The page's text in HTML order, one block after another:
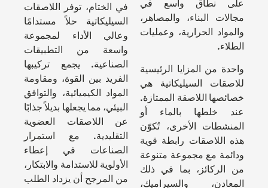
على نطاق واسع في
مجالات البناء، والمصاهر،
والمواد الحرارية، وعمليات
الطلاء.
واحدة من المزايا الرئيسية
للاصقات السيليكاتية هي
خصائصها اللاصقة الممتازة.
عند خلطها بالماء أو
المنشطات الأخرى، تُكوّن
هذه اللاصقات رابطة قوية
ودائمة مع مجموعة متنوعة
من الركائز، بما في ذلك
المعادن، والسيراميك،
في الختام، توفر اللاصقات
السيليكاتية حلاً مستدامًا
وعالي الأداء لمجموعة
واسعة من التطبيقات
الصناعية. يجمع تركيبها
الفريد بين القوة، ومقاومة
المواد الكيميائية، والتوافق
البيئي، مما يجعلها بديلاً جذابًا
عن اللاصقات العضوية
التقليدية. مع استمرار
الصناعات في إعطاء
الأولوية للاستدامة والابتكار،
من المرجح أن يزداد الطلب